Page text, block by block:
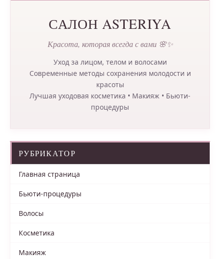
САЛОН ASTERIYA
Красота, которая всегда с вами 🌸✨
Уход за лицом, телом и волосами
Современные методы сохранения молодости и
красоты
Лучшая уходовая косметика • Макияж • Бьюти-
процедуры
РУБРИКАТОР
Главная страница
Бьюти-процедуры
Волосы
Косметика
Макияж